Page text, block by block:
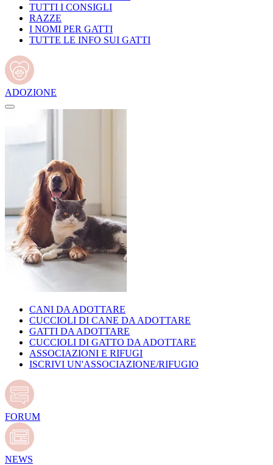
TUTTI I CONSIGLI
RAZZE
I NOMI PER GATTI
TUTTE LE INFO SUI GATTI
ADOZIONE
CANI DA ADOTTARE
CUCCIOLI DI CANE DA ADOTTARE
GATTI DA ADOTTARE
CUCCIOLI DI GATTO DA ADOTTARE
ASSOCIAZIONI E RIFUGI
ISCRIVI UN'ASSOCIAZIONE/RIFUGIO
FORUM
NEWS